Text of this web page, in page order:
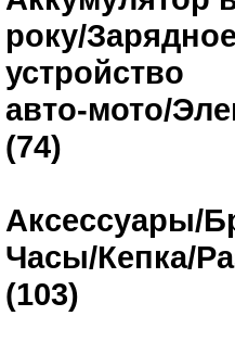
року/Зарядное
устройство
авто-мото/
(74)
Аксессуары/
Часы/Кепка/
(103)